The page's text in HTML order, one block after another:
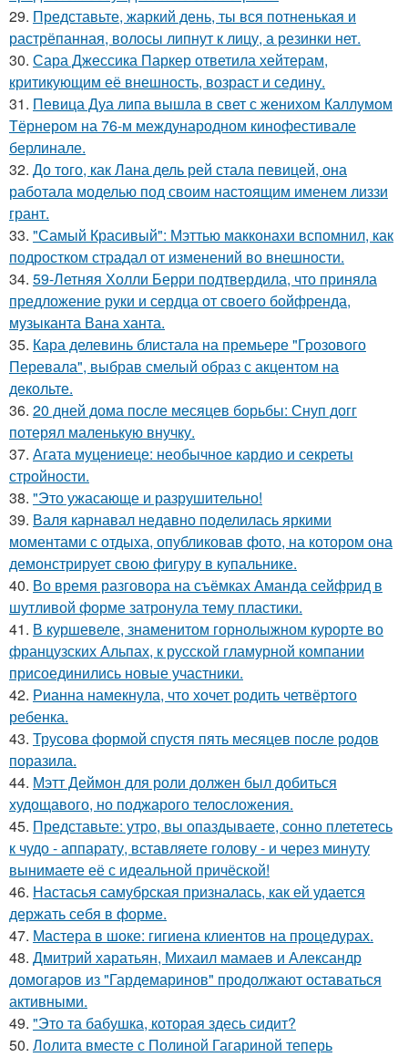
29. Представьте, жаркий день, ты вся потненькая и
растрёпанная, волосы липнут к лицу, а резинки нет.
30. Сара Джессика Паркер ответила хейтерам,
критикующим её внешность, возраст и седину.
31. Певица Дуа липа вышла в свет с женихом Каллумом
Тёрнером на 76-м международном кинофестивале
берлинале.
32. До того, как Лана дель рей стала певицей, она
работала моделью под своим настоящим именем лиззи
грант.
33. "Самый Красивый": Мэттью макконахи вспомнил, как
подростком страдал от изменений во внешности.
34. 59-Летняя Холли Берри подтвердила, что приняла
предложение руки и сердца от своего бойфренда,
музыканта Вана ханта.
35. Кара делевинь блистала на премьере "Грозового
Перевала", выбрав смелый образ с акцентом на
декольте.
36. 20 дней дома после месяцев борьбы: Снуп догг
потерял маленькую внучку.
37. Агата муцениеце: необычное кардио и секреты
стройности.
38. "Это ужасающе и разрушительно!
39. Валя карнавал недавно поделилась яркими
моментами с отдыха, опубликовав фото, на котором она
демонстрирует свою фигуру в купальнике.
40. Во время разговора на съёмках Аманда сейфрид в
шутливой форме затронула тему пластики.
41. В куршевеле, знаменитом горнолыжном курорте во
французских Альпах, к русской гламурной компании
присоединились новые участники.
42. Рианна намекнула, что хочет родить четвёртого
ребенка.
43. Трусова формой спустя пять месяцев после родов
поразила.
44. Мэтт Деймон для роли должен был добиться
худощавого, но поджарого телосложения.
45. Представьте: утро, вы опаздываете, сонно плететесь
к чудо - аппарату, вставляете голову - и через минуту
вынимаете её с идеальной причёской!
46. Настасья самубрская призналась, как ей удается
держать себя в форме.
47. Мастера в шоке: гигиена клиентов на процедурах.
48. Дмитрий харатьян, Михаил мамаев и Александр
домогаров из "Гардемаринов" продолжают оставаться
активными.
49. "Это та бабушка, которая здесь сидит?
50. Лолита вместе с Полиной Гагариной теперь